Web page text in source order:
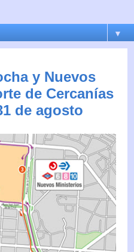
▼
y Nuevos
de Cercanías
de agosto